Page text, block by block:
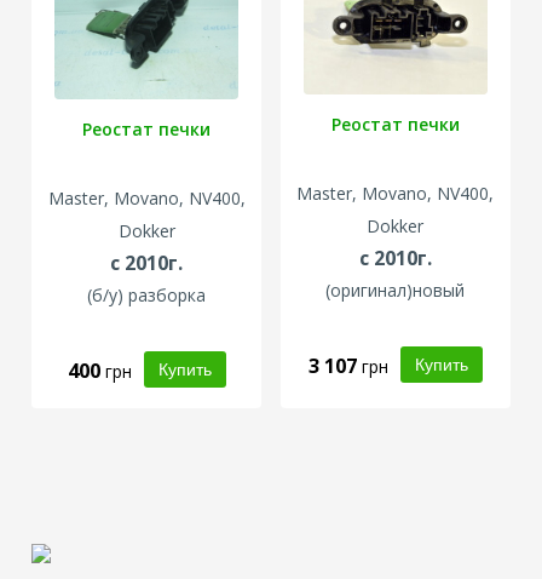
Реостат печки
Master, Movano, NV400,
Dokker
с 2010г.
(б/у) разборка
400 грн
Реостат печки
Master, Movano, NV400,
Dokker
с 2010г.
(оригинал)новый
3 107 грн